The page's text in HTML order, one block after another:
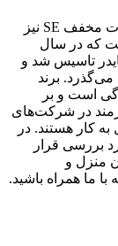
SCHEIDER که با نام اشنایدر الکتریک و به صورت مخفف SE نیز
که در سال
تاسیس شد و
می‌گذرد. برند
نمایندگی است و بر
بیش از ۱۵۰ هزار کارمند در شرکت‌های
کار هستند. در
بررسی قرار
منزل و
با ما همراه باشید.